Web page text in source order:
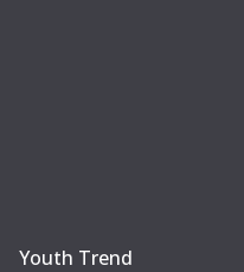
Youth Trend